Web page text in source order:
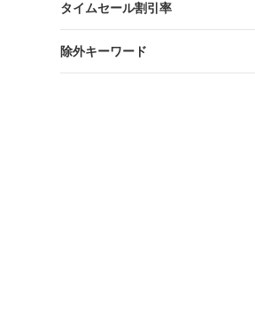
タイムセール割引率
除外キーワード